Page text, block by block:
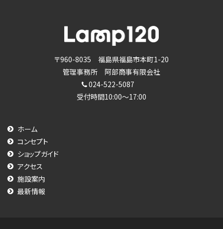
〒960-8035 福島県福島市本町1-20
管理事務所 阿部商事有限会社
024-522-5087
受付時間10:00～17:00
ホーム
コンセプト
ショップガイド
アクセス
施設案内
最新情報